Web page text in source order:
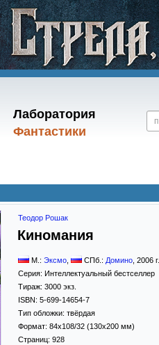
Лаборатория
Фантастики
Теодор Рошак
Киномания
М.: Эксмо СПб.: Домино 2006 г.
Серия: Интеллектуальный бестселлер
Тираж: 3000 экз.
ISBN: 5-699-14654-7
Тип обложки: твёрдая
Формат: 84x108/32 (130x200 мм)
Страниц: 928